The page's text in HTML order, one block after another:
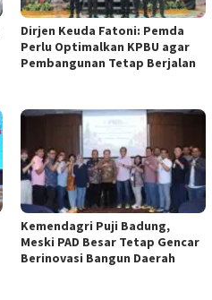
Dirjen Keuda Fatoni: Pemda
Perlu Optimalkan KPBU agar
Pembangunan Tetap Berjalan
Kemendagri Puji Badung,
Meski PAD Besar Tetap Gencar
Berinovasi Bangun Daerah